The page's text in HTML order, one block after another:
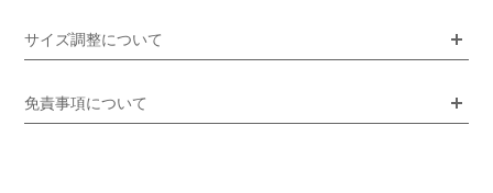
サイズ調整について
免責事項について